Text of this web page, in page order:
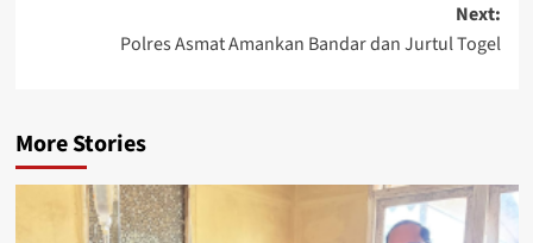
Next:
Polres Asmat Amankan Bandar dan Jurtul Togel
More Stories